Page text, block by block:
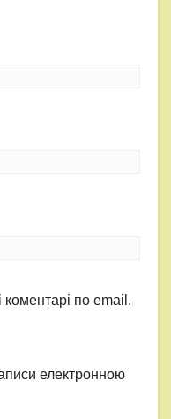
по email.
електронною